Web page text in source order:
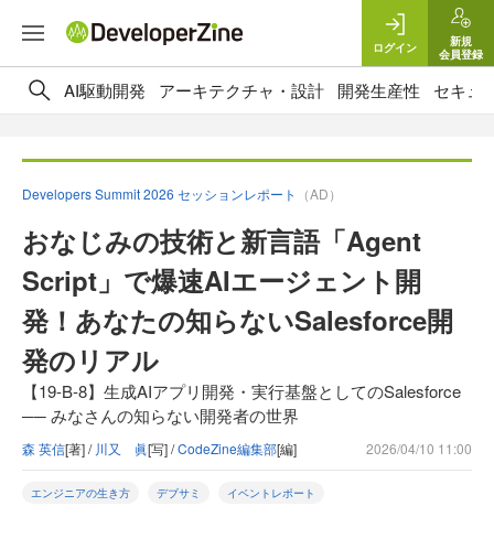
ログイン
新規
会員登録
AI駆動開発 アーキテクチャ・設計 開発生産性 セキュ
Developers Summit 2026 セッションレポート （AD）
おなじみの技術と新言語「Agent
Script」で爆速AIエージェント開
発！あなたの知らないSalesforce開
発のリアル
【19-B-8】生成AIアプリ開発・実行基盤としてのSalesforce
── みなさんの知らない開発者の世界
森 英信[著] / 川又 眞[写] /CodeZine編集部[編] 2026/04/10 11:00
エンジニアの生き方 デブサミ イベントレポート